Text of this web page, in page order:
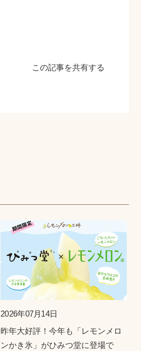
この記事を共有する
2026年07月14日
昨年大好評！今年も「レモンメロ
ンかき氷」がひみつ堂に登場で